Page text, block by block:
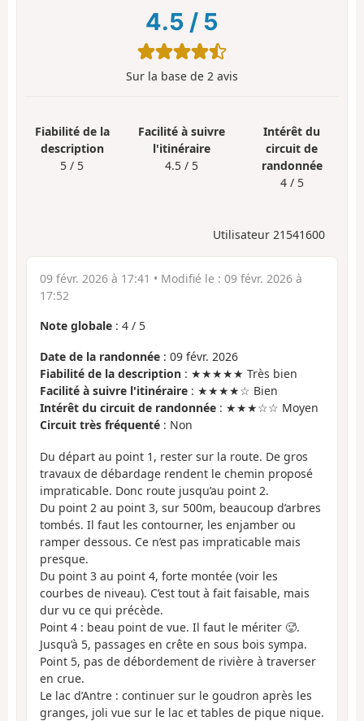
4.5 / 5
Sur la base de 2 avis
Fiabilité de la
description
5 / 5
Facilité à suivre
l'itinéraire
4.5 / 5
Intérêt du
circuit de
randonnée
4 / 5
Utilisateur 21541600
09 févr. 2026 à 17:41 • Modifié le : 09 févr. 2026 à
17:52
Note globale : 4 / 5
Date de la randonnée : 09 févr. 2026
Fiabilité de la description : ★★★★★ Très bien
Facilité à suivre l'itinéraire : ★★★★☆ Bien
Intérêt du circuit de randonnée : ★★★☆☆ Moyen
Circuit très fréquenté : Non
Du départ au point 1, rester sur la route. De gros
travaux de débardage rendent le chemin proposé
impraticable. Donc route jusqu’au point 2.
Du point 2 au point 3, sur 500m, beaucoup d’arbres
tombés. Il faut les contourner, les enjamber ou
ramper dessous. Ce n’est pas impraticable mais
presque.
Du point 3 au point 4, forte montée (voir les
courbes de niveau). C’est tout à fait faisable, mais
dur vu ce qui précède.
Point 4 : beau point de vue. Il faut le mériter 🥵.
Jusqu’à 5, passages en crête en sous bois sympa.
Point 5, pas de débordement de rivière à traverser
en crue.
Le lac d’Antre : continuer sur le goudron après les
granges, joli vue sur le lac et tables de pique nique.